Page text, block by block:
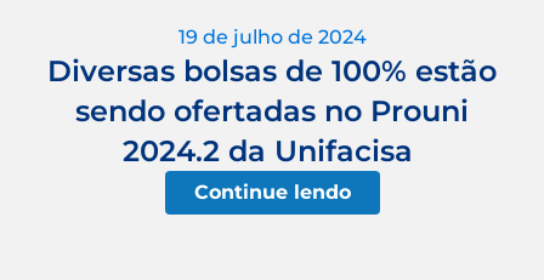
19 de julho de 2024
Diversas bolsas de 100% estão
sendo ofertadas no Prouni
2024.2 da Unifacisa
Continue lendo